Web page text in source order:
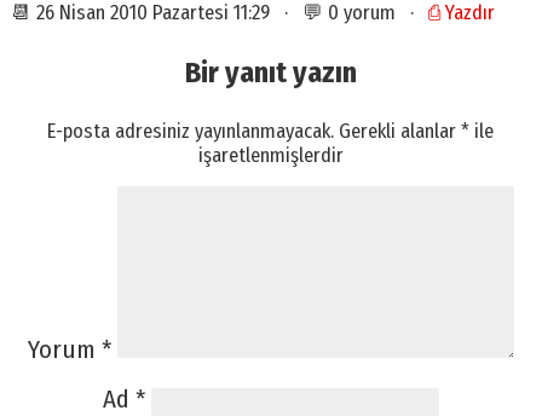
📆 26 Nisan 2010 Pazartesi 11:29 · 💬 0 yorum · ⎙ Yazdır
Bir yanıt yazın
E-posta adresiniz yayınlanmayacak. Gerekli alanlar* ile
işaretlenmişlerdir
Yorum *
Ad *